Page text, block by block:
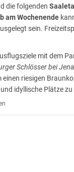
die folgenden Saaletal
am Wochenende
sein.
mit dem
Schlösser bei Jena
einen riesigen
idyllische Plätze
Saaletal?